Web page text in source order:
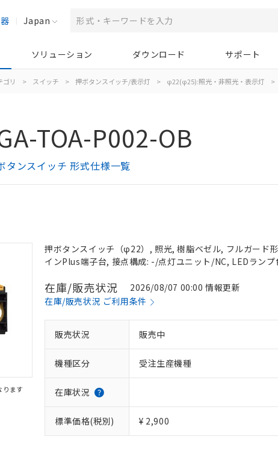
Japan
ソリューション ダウンロード サポート
ゴリ > スイッチ > 押ボタンスイッチ/表示灯 > φ22(φ25):照光・非照光・表示灯 >
TOA-P002-OB
タンスイッチ 形式仕様一覧
ります
押ボタンスイッチ（φ22）, 照光, 樹脂ベゼル, フルガード
インPlus端子台, 接点構成: -/点灯ユニット/NC, LEDラン
在庫/販売状況
2026/08/07 00:00 情報更新
在庫/販売状況 ご利用条件
販売状況 販売中
機種区分 受注生産機種
在庫状況
標準価格(税別) ¥ 2,900